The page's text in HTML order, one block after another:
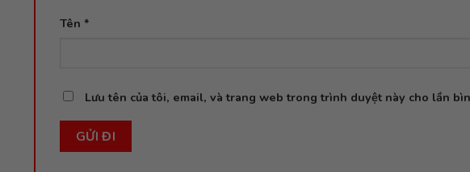
Tên *
Lưu tên của tôi, email, và trang web trong trình duyệt này cho lần